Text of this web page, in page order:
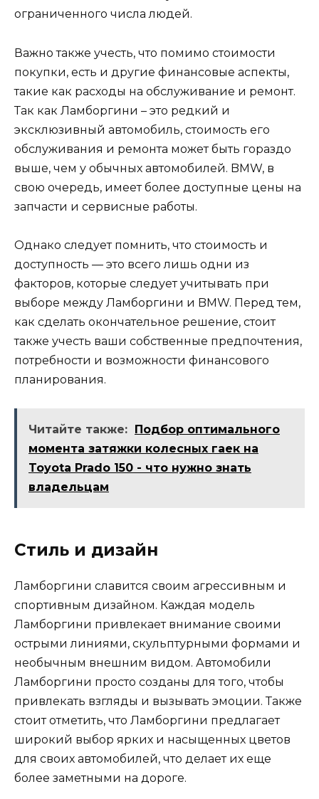
ограниченного числа людей.
Важно также учесть, что помимо стоимости
покупки, есть и другие финансовые аспекты,
такие как расходы на обслуживание и ремонт.
Так как Ламборгини – это редкий и
эксклюзивный автомобиль, стоимость его
обслуживания и ремонта может быть гораздо
выше, чем у обычных автомобилей. BMW, в
свою очередь, имеет более доступные цены на
запчасти и сервисные работы.
Однако следует помнить, что стоимость и
доступность — это всего лишь одни из
факторов, которые следует учитывать при
выборе между Ламборгини и BMW. Перед тем,
как сделать окончательное решение, стоит
также учесть ваши собственные предпочтения,
потребности и возможности финансового
планирования.
Читайте также: Подбор оптимального
момента затяжки колесных гаек на
Toyota Prado 150 - что нужно знать
владельцам
Стиль и дизайн
Ламборгини славится своим агрессивным и
спортивным дизайном. Каждая модель
Ламборгини привлекает внимание своими
острыми линиями, скульптурными формами и
необычным внешним видом. Автомобили
Ламборгини просто созданы для того, чтобы
привлекать взгляды и вызывать эмоции. Также
стоит отметить, что Ламборгини предлагает
широкий выбор ярких и насыщенных цветов
для своих автомобилей, что делает их еще
более заметными на дороге.